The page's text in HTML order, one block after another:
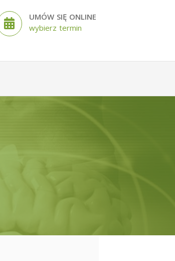
UMÓW SIĘ ONLINE
wybierz termin